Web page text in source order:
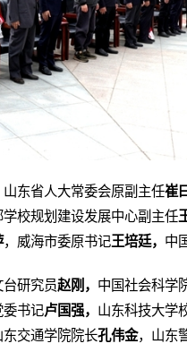
山东省人大常委会原副主任崔
学校规划建设发展中心副主任
，威海市委原书记王培廷， 中
台研究员赵刚， 中国社会科学
委书记卢国强， 山东科技大学
东交通学院院长孔伟金，山东